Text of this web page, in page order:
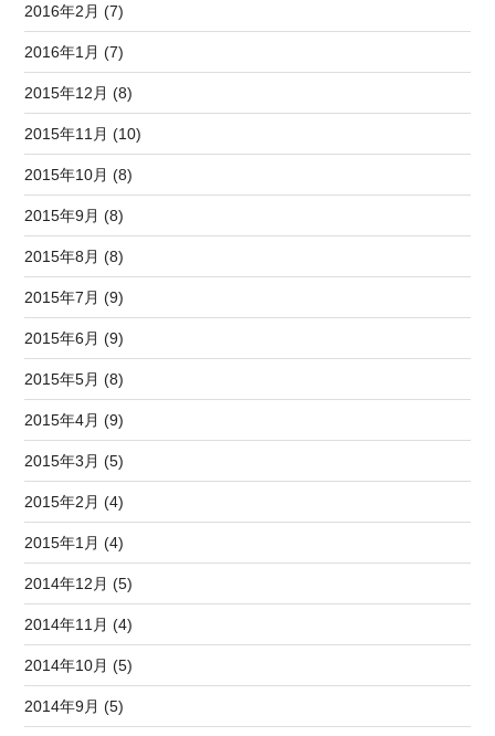
2016年2月 (7)
2016年1月 (7)
2015年12月 (8)
2015年11月 (10)
2015年10月 (8)
2015年9月 (8)
2015年8月 (8)
2015年7月 (9)
2015年6月 (9)
2015年5月 (8)
2015年4月 (9)
2015年3月 (5)
2015年2月 (4)
2015年1月 (4)
2014年12月 (5)
2014年11月 (4)
2014年10月 (5)
2014年9月 (5)